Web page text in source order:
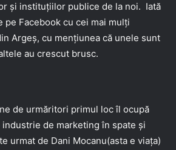
și instituțiilor publice de la noi. Iată
pe Facebook cu cei mai mulți
Argeș, cu mențiunea că unele sunt
au crescut brusc.
de urmăritori primul loc îl ocupă
de marketing în spate și
urmat de Dani Mocanu(asta e viața)